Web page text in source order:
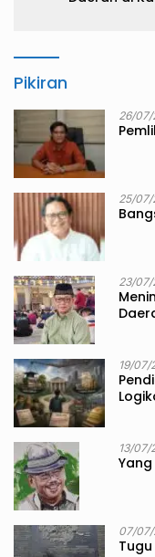
Pikiran
26/07/
25/07/
23/07/
19/07/
13/07/
07/